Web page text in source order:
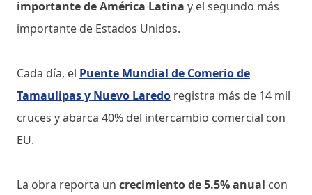
importante de América Latina y el segundo más
importante de Estados Unidos.
Cada día, el Puente Mundial de Comerio de
Tamaulipas y Nuevo Laredo registra más de 14 mil
cruces y abarca 40% del intercambio comercial con
EU.
La obra reporta un crecimiento de 5.5% anual con